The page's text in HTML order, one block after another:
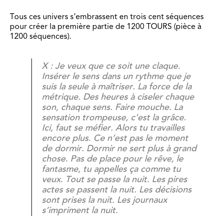
Tous ces univers s’embrassent en trois cent séquences
pour créer la première partie de 1200 TOURS (pièce à
1200 séquences).
X : Je veux que ce soit une claque.
Insérer le sens dans un rythme que je
suis la seule à maîtriser. La force de la
métrique. Des heures à ciseler chaque
son, chaque sens. Faire mouche. La
sensation trompeuse, c’est la grâce.
Ici, faut se méfier. Alors tu travailles
encore plus. Ce n’est pas le moment
de dormir. Dormir ne sert plus à grand
chose. Pas de place pour le rêve, le
fantasme, tu appelles ça comme tu
veux. Tout se passe la nuit. Les pires
actes se passent la nuit. Les décisions
sont prises la nuit. Les journaux
s’impriment la nuit.